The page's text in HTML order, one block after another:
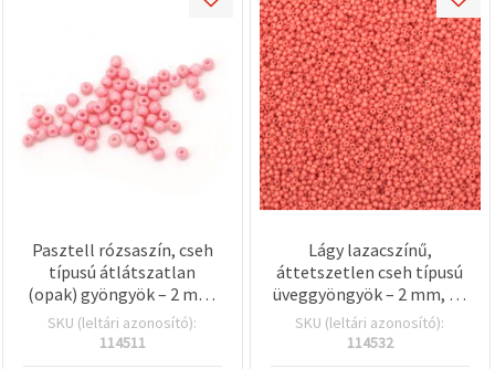
Pasztell rózsaszín, cseh
típusú átlátszatlan
(opak) gyöngyök – 2 mm,
15 g (kb. 2050 db), kézzel
készített ékszerekhez,
SKU (leltári azonosító):
114511
Lágy lazacszínű,
áttetszetlen cseh típusú
üveggyöngyök – 2 mm, 15
g (~2050 db), kézműves
ékszerekhez, színes
SKU (leltári azonosító):
114532